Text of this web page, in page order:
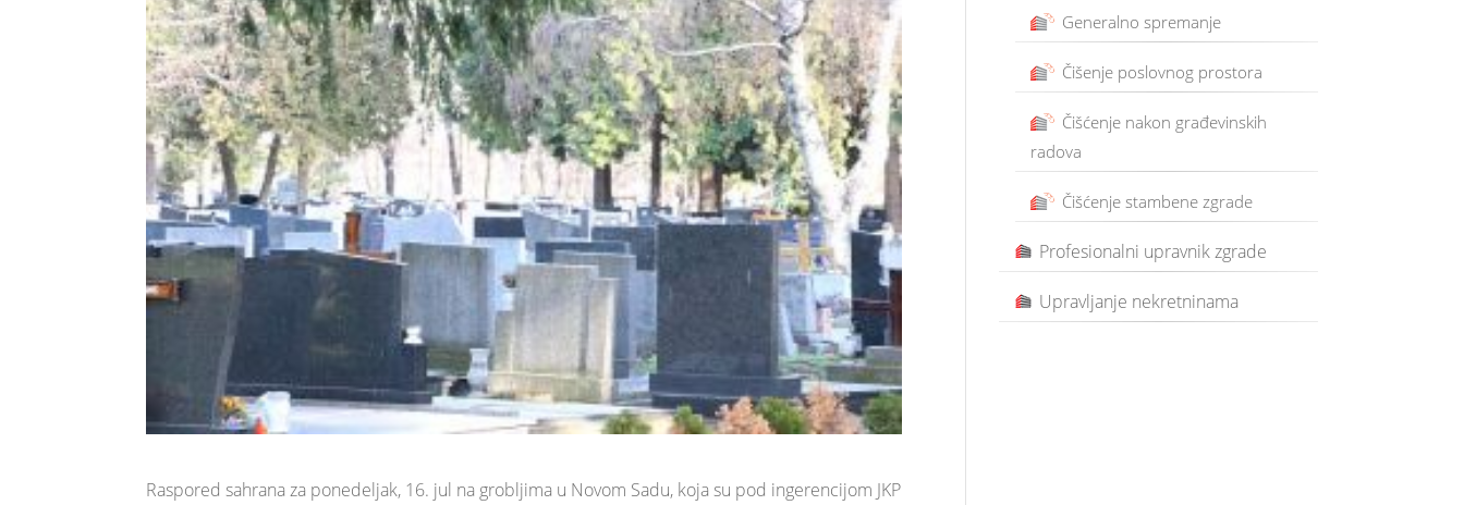
Raspored sahrana za ponedeljak, 16. jul na grobljima u Novom Sadu, koja su pod ingerencijom JKP
Generalno spremanje
Čišenje poslovnog prostora
Čišćenje nakon građevinskih
radova
Čišćenje stambene zgrade
Profesionalni upravnik zgrade
Upravljanje nekretninama